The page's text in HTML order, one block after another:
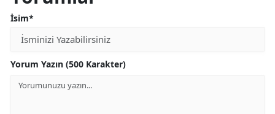
İsim*
Yorum Yazın (500 Karakter)